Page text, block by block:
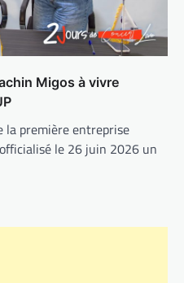
Migos à vivre
la première entreprise
le 26 juin 2026 un